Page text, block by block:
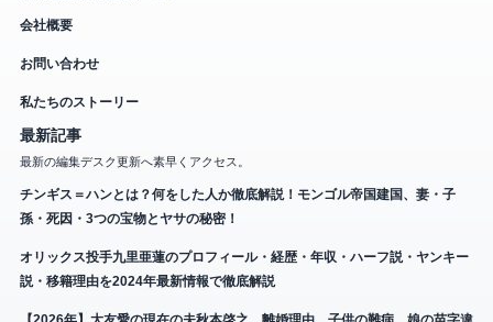
会社概要
お問い合わせ
私たちのストーリー
最新記事
最新の編集デスク更新へ素早くアクセス。
チンギス＝ハンとは？何をした人か徹底解説！モンゴル帝国建国、妻・子
孫・死因・3つの宝物とヤサの秘密！
オリックス投手九里亜蓮のプロフィール・経歴・年収・ハーフ説・ヤンキー
説・移籍理由を2024年最新情報で徹底解説